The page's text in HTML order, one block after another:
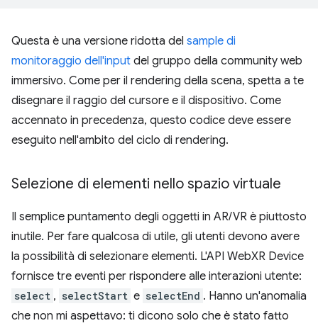
Questa è una versione ridotta del sample di
monitoraggio dell'input del gruppo della community web
immersivo. Come per il rendering della scena, spetta a te
disegnare il raggio del cursore e il dispositivo. Come
accennato in precedenza, questo codice deve essere
eseguito nell'ambito del ciclo di rendering.
Selezione di elementi nello spazio virtuale
Il semplice puntamento degli oggetti in AR/VR è piuttosto
inutile. Per fare qualcosa di utile, gli utenti devono avere
la possibilità di selezionare elementi. L'API WebXR Device
fornisce tre eventi per rispondere alle interazioni utente:
select , selectStart e selectEnd . Hanno un'anomalia
che non mi aspettavo: ti dicono solo che è stato fatto